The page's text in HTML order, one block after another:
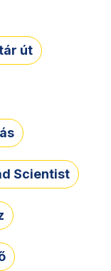
út
Scientist